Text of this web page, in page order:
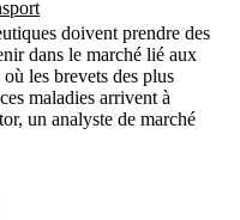
doivent prendre des
dans le marché lié aux
les brevets des plus
maladies arrivent à
un analyste de marché